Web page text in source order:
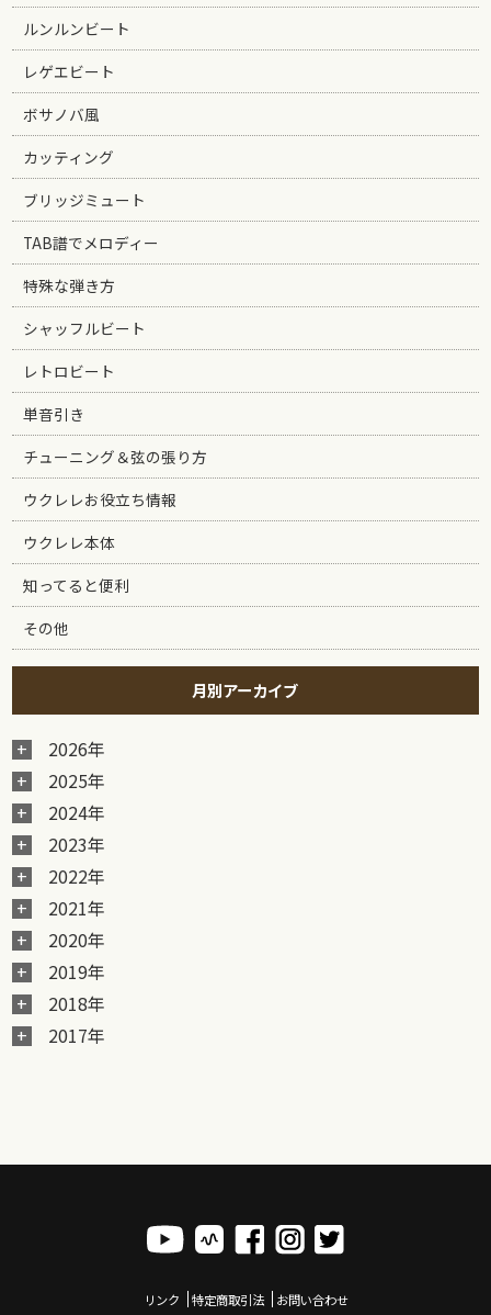
ルンルンビート
レゲエビート
ボサノバ風
カッティング
ブリッジミュート
TAB譜でメロディー
特殊な弾き方
シャッフルビート
レトロビート
単音引き
チューニング＆弦の張り方
ウクレレお役立ち情報
ウクレレ本体
知ってると便利
その他
月別アーカイブ
2026年
2025年
2024年
2023年
2022年
2021年
2020年
2019年
2018年
2017年
リンク 特定商取引法 お問い合わせ